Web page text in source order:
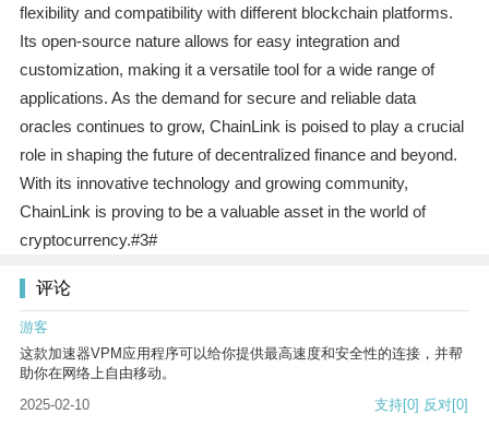
flexibility and compatibility with different blockchain platforms.
Its open-source nature allows for easy integration and
customization, making it a versatile tool for a wide range of
applications. As the demand for secure and reliable data
oracles continues to grow, ChainLink is poised to play a crucial
role in shaping the future of decentralized finance and beyond.
With its innovative technology and growing community,
ChainLink is proving to be a valuable asset in the world of
cryptocurrency.#3#
评论
游客
这款加速器VPM应用程序可以给你提供最高速度和安全性的连接，并帮
助你在网络上自由移动。
2025-02-10
支持[0] 反对[0]